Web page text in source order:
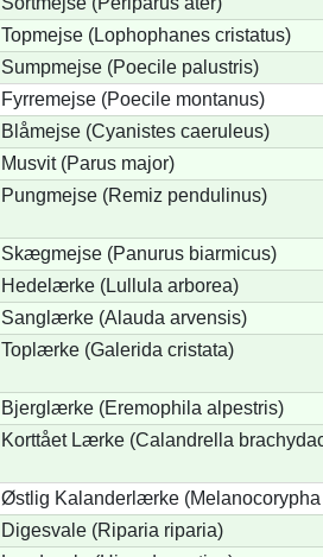
Topmejse (Lophophanes cristatus)
Sumpmejse (Poecile palustris)
Fyrremejse (Poecile montanus)
Blåmejse (Cyanistes caeruleus)
Musvit (Parus major)
Pungmejse (Remiz pendulinus)
Skægmejse (Panurus biarmicus)
Hedelærke (Lullula arborea)
Sanglærke (Alauda arvensis)
Toplærke (Galerida cristata)
Bjerglærke (Eremophila alpestris)
Korttået Lærke (Calandrella
Østlig Kalanderlærke (Melanocorypha
Digesvale (Riparia riparia)